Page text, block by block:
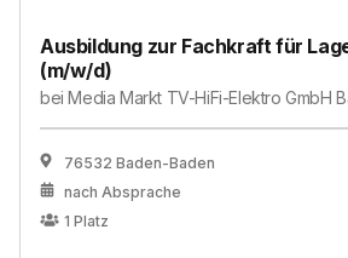
Ausbildung zur Fachkraft für
(m/w/d)
beiMedia Markt TV-HiFi-Elektro GmbH
76532 Baden-Baden
nach Absprache
1 Platz